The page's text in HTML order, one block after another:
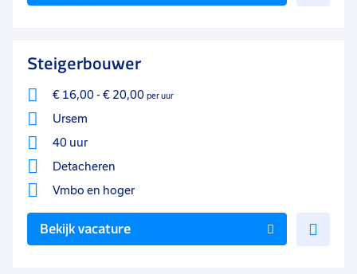
Steigerbouwer
€ 16,00- € 20,00 per uur
Ursem
40 uur
Detacheren
Vmbo en hoger
Bekijk vacature